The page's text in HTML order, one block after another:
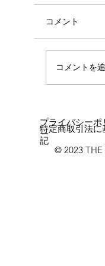
コメント
コメントを
© 2023 THE
プライバシーポ
ー
特定商取引法に
記